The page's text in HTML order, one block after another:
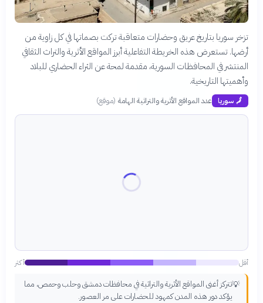
تزخر سوريا بتاريخ عريق وحضارات متعاقبة تركت بصماتها في كل زاوية من
أرضها. تستعرض هذه الخريطة التفاعلية أبرز المواقع الأثرية والتراث الثقافي
المنتشر في المحافظات السورية، مقدمة لمحة عن الثراء الحضاري للبلاد
وأهميتها التاريخية.
🗾 سوريا عدد المواقع الأثرية والتراثية الهامة (موقع)
أقل أكثر
💡تتركز أغنى المواقع الأثرية والتراثية في محافظات دمشق وحلب وحمص، مما
يؤكد دور هذه المدن كمهود للحضارات على مر العصور.